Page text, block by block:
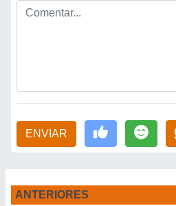
ENVIAR
ANTERIORES